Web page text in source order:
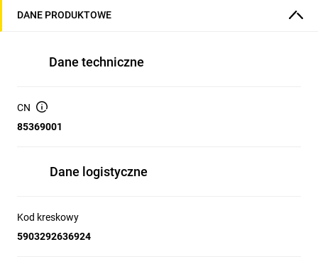
DANE PRODUKTOWE
Dane techniczne
CN
85369001
Dane logistyczne
Kod kreskowy
5903292636924